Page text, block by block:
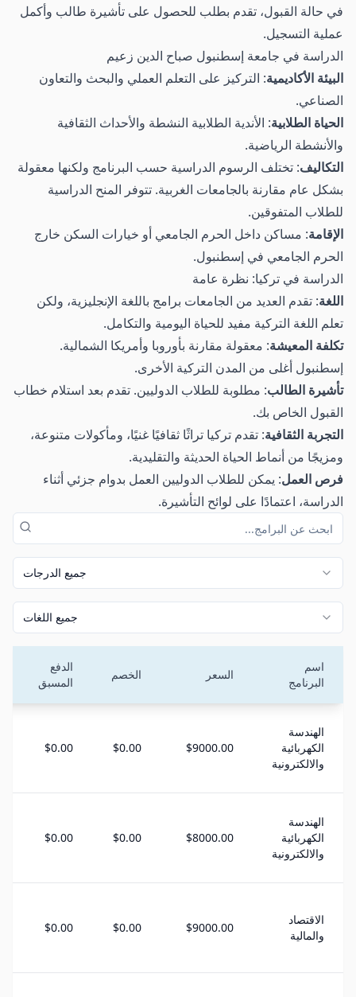
في حالة القبول، تقدم بطلب للحصول على تأشيرة طالب وأكمل
عملية التسجيل.
الدراسة في جامعة إسطنبول صباح الدين زعيم
البيئة الأكاديمية: التركيز على التعلم العملي والبحث والتعاون
الصناعي.
الحياة الطلابية: الأندية الطلابية النشطة والأحداث الثقافية
والأنشطة الرياضية.
التكاليف: تختلف الرسوم الدراسية حسب البرنامج ولكنها معقولة
بشكل عام مقارنة بالجامعات الغربية. تتوفر المنح الدراسية
للطلاب المتفوقين.
الإقامة: مساكن داخل الحرم الجامعي أو خيارات السكن خارج
الحرم الجامعي في إسطنبول.
الدراسة في تركيا: نظرة عامة
اللغة: تقدم العديد من الجامعات برامج باللغة الإنجليزية، ولكن
تعلم اللغة التركية مفيد للحياة اليومية والتكامل.
تكلفة المعيشة: معقولة مقارنة بأوروبا وأمريكا الشمالية.
إسطنبول أغلى من المدن التركية الأخرى.
تأشيرة الطالب: مطلوبة للطلاب الدوليين. تقدم بعد استلام خطاب
القبول الخاص بك.
التجربة الثقافية: تقدم تركيا تراثًا ثقافيًا غنيًا، ومأكولات متنوعة،
ومزيجًا من أنماط الحياة الحديثة والتقليدية.
فرص العمل: يمكن للطلاب الدوليين العمل بدوام جزئي أثناء
الدراسة، اعتمادًا على لوائح التأشيرة.
جميع الدرجات
جميع اللغات
اسم
البرنامج
السعر الخصم
الدفع
المسبق
الهندسة
الكهربائية
والالكترونية
$9000.00
$0.00
$0.00
الهندسة
الكهربائية
والالكترونية
$8000.00
$0.00
$0.00
الاقتصاد
والمالية
$9000.00
$0.00
$0.00